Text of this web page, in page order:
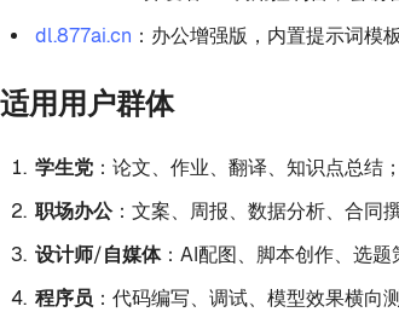
dl.877ai.cn ：办公增强版，内置提示词模
适用用户群体
学生党：论文、作业、翻译、知识点总结；
职场办公：文案、周报、数据分析、合同
设计师/自媒体：AI配图、脚本创作、选题
程序员 ：代码编写、调试、模型效果横向